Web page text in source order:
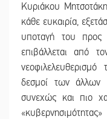
Κυριάκου
κάθε ευκαιρία,
υποταγή του προς
επιβάλλεται από
δεσμοί των άλλων
συνεχώς και πιο